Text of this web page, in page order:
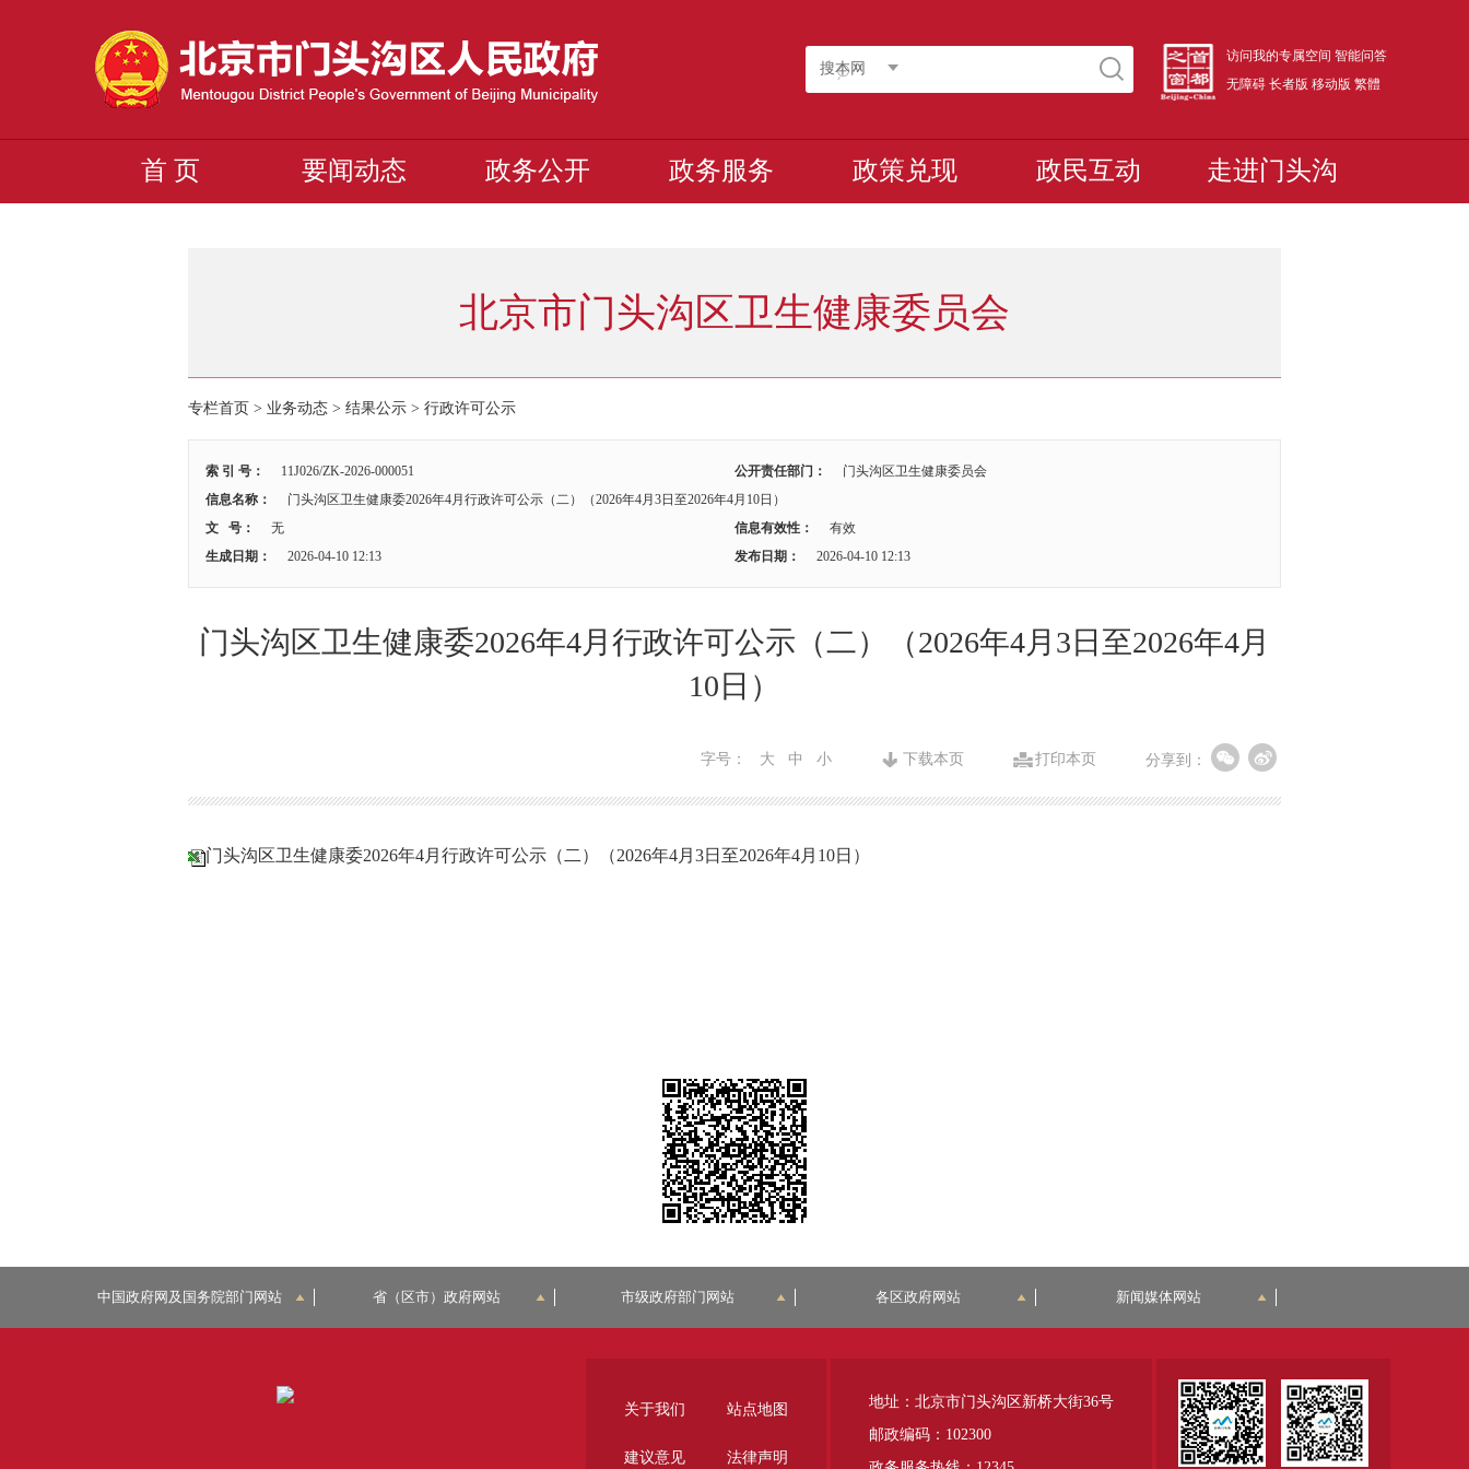
搜本网
访问我的专属空间 智能问答
无障碍 长者版 移动版 繁體
首 页 要闻动态 政务公开 政务服务 政策兑现 政民互动 走进门头沟
北京市门头沟区卫生健康委员会
专栏首页 > 业务动态 > 结果公示 > 行政许可公示
索 引 号： 11J026/ZK-2026-000051 公开责任部门：
门头沟区卫生健康委员会
信息名称：
门头沟区卫生健康委2026年4月行政许可公示（二）（2026年4月3日至2026年4月10日）
文 号：
无 信息有效性：
有效
生成日期：
2026-04-10 12:13 发布日期： 2026-04-10 12:13
门头沟区卫生健康委2026年4月行政许可公示（二）（2026年4月3日至2026年4月
10日）
分享到：
打印本页
下载本页
字号： 大 中 小
门头沟区卫生健康委2026年4月行政许可公示（二）（2026年4月3日至2026年4月10日）
中国政府网及国务院部门网站 省（区市）政府网站 市级政府部门网站 各区政府网站 新闻媒体网站
地址：北京市门头沟区新桥大街36号
邮政编码：102300
关于我们 站点地图
建议意见 法律声明